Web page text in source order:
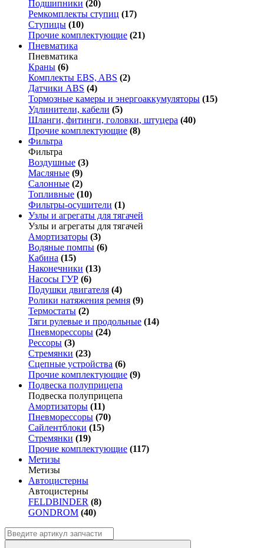
Подшипники (20)
Ремкомплекты ступиц (17)
Ступицы (10)
Прочие комплектующие (21)
Пневматика
Пневматика
Краны (6)
Комплекты EBS, ABS (2)
Датчики ABS (4)
Тормозные камеры и энергоаккумуляторы (15)
Удлинители, кабели (5)
Шланги, фитинги, головки, штуцера (40)
Прочие комплектующие (8)
Фильтра
Фильтра
Воздушные (3)
Масляные (9)
Салонные (2)
Топливные (10)
Фильтры-осушители (1)
Узлы и агрегаты для тягачей
Узлы и агрегаты для тягачей
Амортизаторы (3)
Водяные помпы (6)
Кабина (15)
Наконечники (13)
Насосы ГУР (6)
Подушки двигателя (4)
Ролики натяжения ремня (9)
Термостаты (2)
Тяги рулевые и продольные (14)
Пневморессоры (24)
Рессоры (3)
Стремянки (23)
Сцепные устройства (6)
Прочие комплектующие (9)
Подвеска полуприцепа
Подвеска полуприцепа
Амортизаторы (11)
Пневморессоры (70)
Сайлентблоки (15)
Стремянки (19)
Прочие комплектующие (117)
Метизы
Метизы
Автоцистерны
Автоцистерны
FELDBINDER (8)
GONDROM (40)